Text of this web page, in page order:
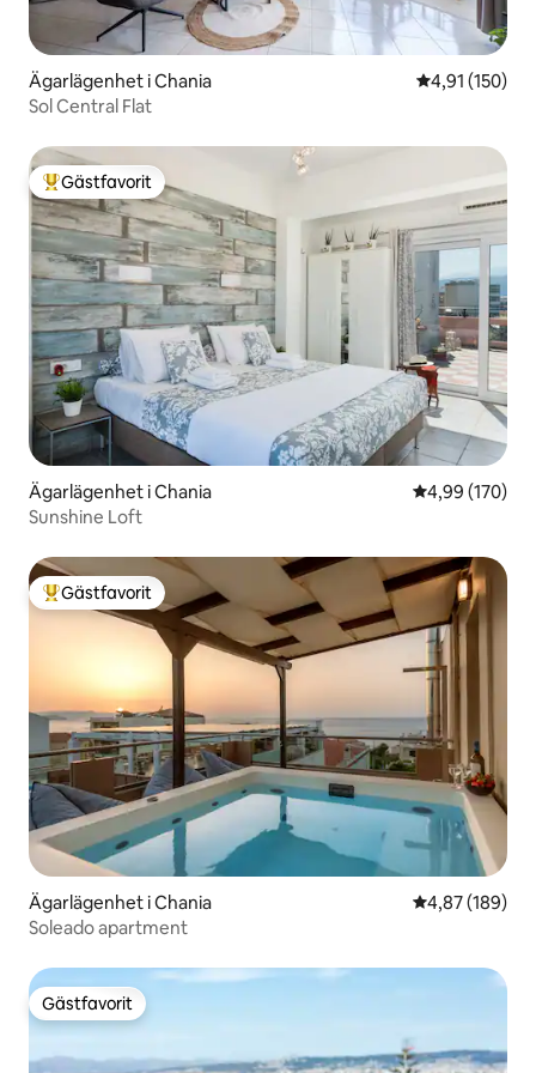
Ägarlägenhet i Chania 4,91 av 5 i
4,91 (150)
Sol Central Flat
Populär gästfavorit
Gästfavorit
Ägarlägenhet i Chania 4,99 av 5 i
4,99 (170)
Sunshine Loft
Populär gästfavorit
Gästfavorit
Ägarlägenhet i Chania 4,87 av 5 i
4,87 (189)
Soleado apartment
Gästfavorit
Gästfavorit